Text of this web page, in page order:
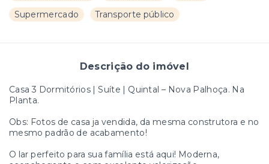
Supermercado
Transporte público
Descrição do imóvel
Casa 3 Dormitórios | Suíte | Quintal – Nova Palhoça. Na
Planta.
Obs: Fotos de casa ja vendida, da mesma construtora e no
mesmo padrão de acabamento!
O lar perfeito para sua família está aqui! Moderna,